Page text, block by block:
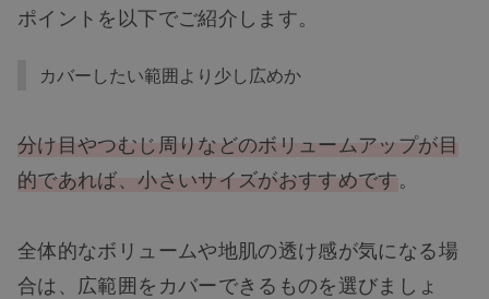
ポイントを以下でご紹介します。
カバーしたい範囲より少し広めか
分け目やつむじ周りなどのボリュームアップが目
的であれば、小さいサイズがおすすめです。
全体的なボリュームや地肌の透け感が気になる場
合は、広範囲をカバーできるものを選びましょ